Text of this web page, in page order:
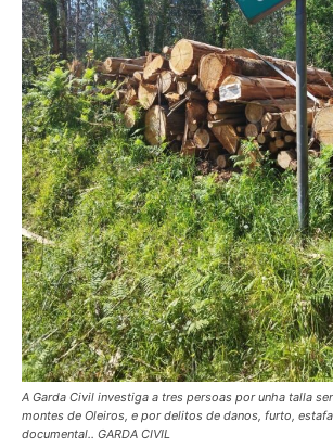
A Garda Civil investiga a tres persoas por unha talla
montes de Oleiros, e por delitos de danos, furto,
documental.. GARDA CIVIL